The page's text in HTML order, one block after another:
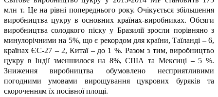
млн т. Це на рівні попереднього року. Очікується збільшення
виробництва цукру в основних країнах-виробниках. Обсяги
виробництва солодкого піску у Бразилії зросли порівняно з
минулорічними на 5%, що є рекордом для країни, Таїланді – 6,
країнах ЄС-27 – 2, Китаї – до 1 %. Разом з тим, виробництво
цукру в Індії зменшилося на 8%, США та Мексиці – 5 %.
Зниження виробництва обумовлено несприятливими
погодними умовами вирощування цукрових буряків та
скороченням їх посівної площі.